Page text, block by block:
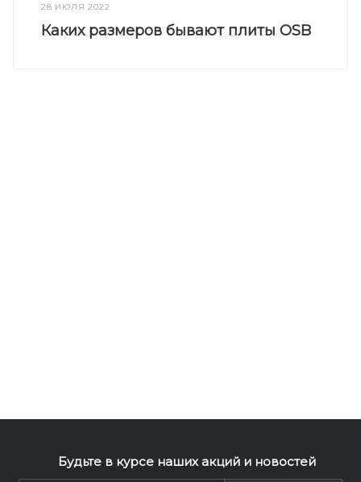
28 ИЮЛЯ 2022
Каких размеров бывают плиты OSB
Будьте в курсе наших акций и новостей